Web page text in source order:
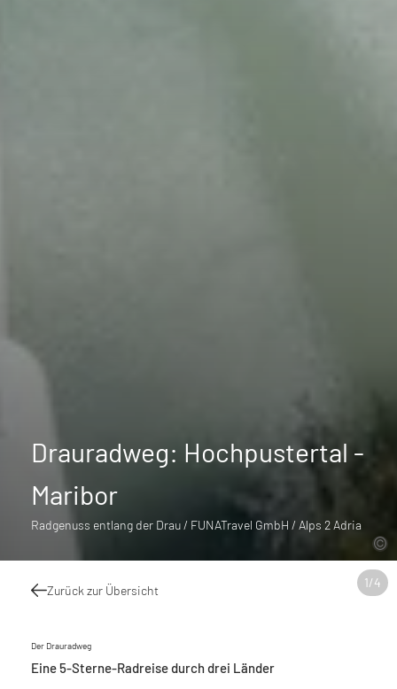
1/4
Drauradweg: Hochpustertal -
Maribor
Radgenuss entlang der Drau / FUNATravel GmbH / Alps 2 Adria
Zurück zur Übersicht
Der Drauradweg
Eine 5-Sterne-Radreise durch drei Länder